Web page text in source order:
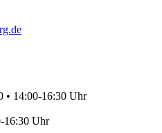
• 14:00-16:30 Uhr
16:30 Uhr